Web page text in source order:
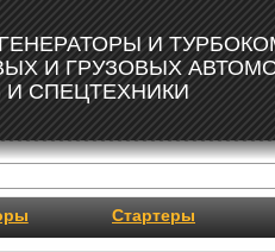
И
И ГРУЗОВЫХ
И СПЕЦТЕХНИКИ
Стартеры